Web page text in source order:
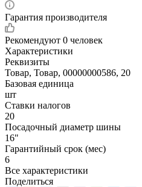
Гарантия производителя
Рекомендуют 0 человек
Характеристики
Реквизиты
Товар, Товар, 00000000586, 20
Базовая единица
шт
Ставки налогов
20
Посадочный диаметр шины
16"
Гарантийный срок (мес)
6
Все характеристики
Поделиться